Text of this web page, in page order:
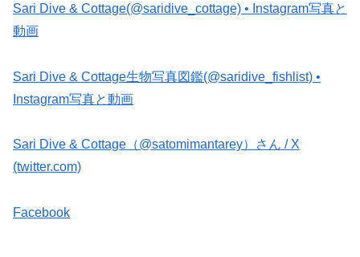
Sari Dive & Cottage(@saridive_cottage) • Instagram写真と
動画
Sari Dive & Cottage生物写真図鑑(@saridive_fishlist) •
Instagram写真と動画
Sari Dive & Cottage（@satomimantarey）さん / X
(twitter.com)
Facebook